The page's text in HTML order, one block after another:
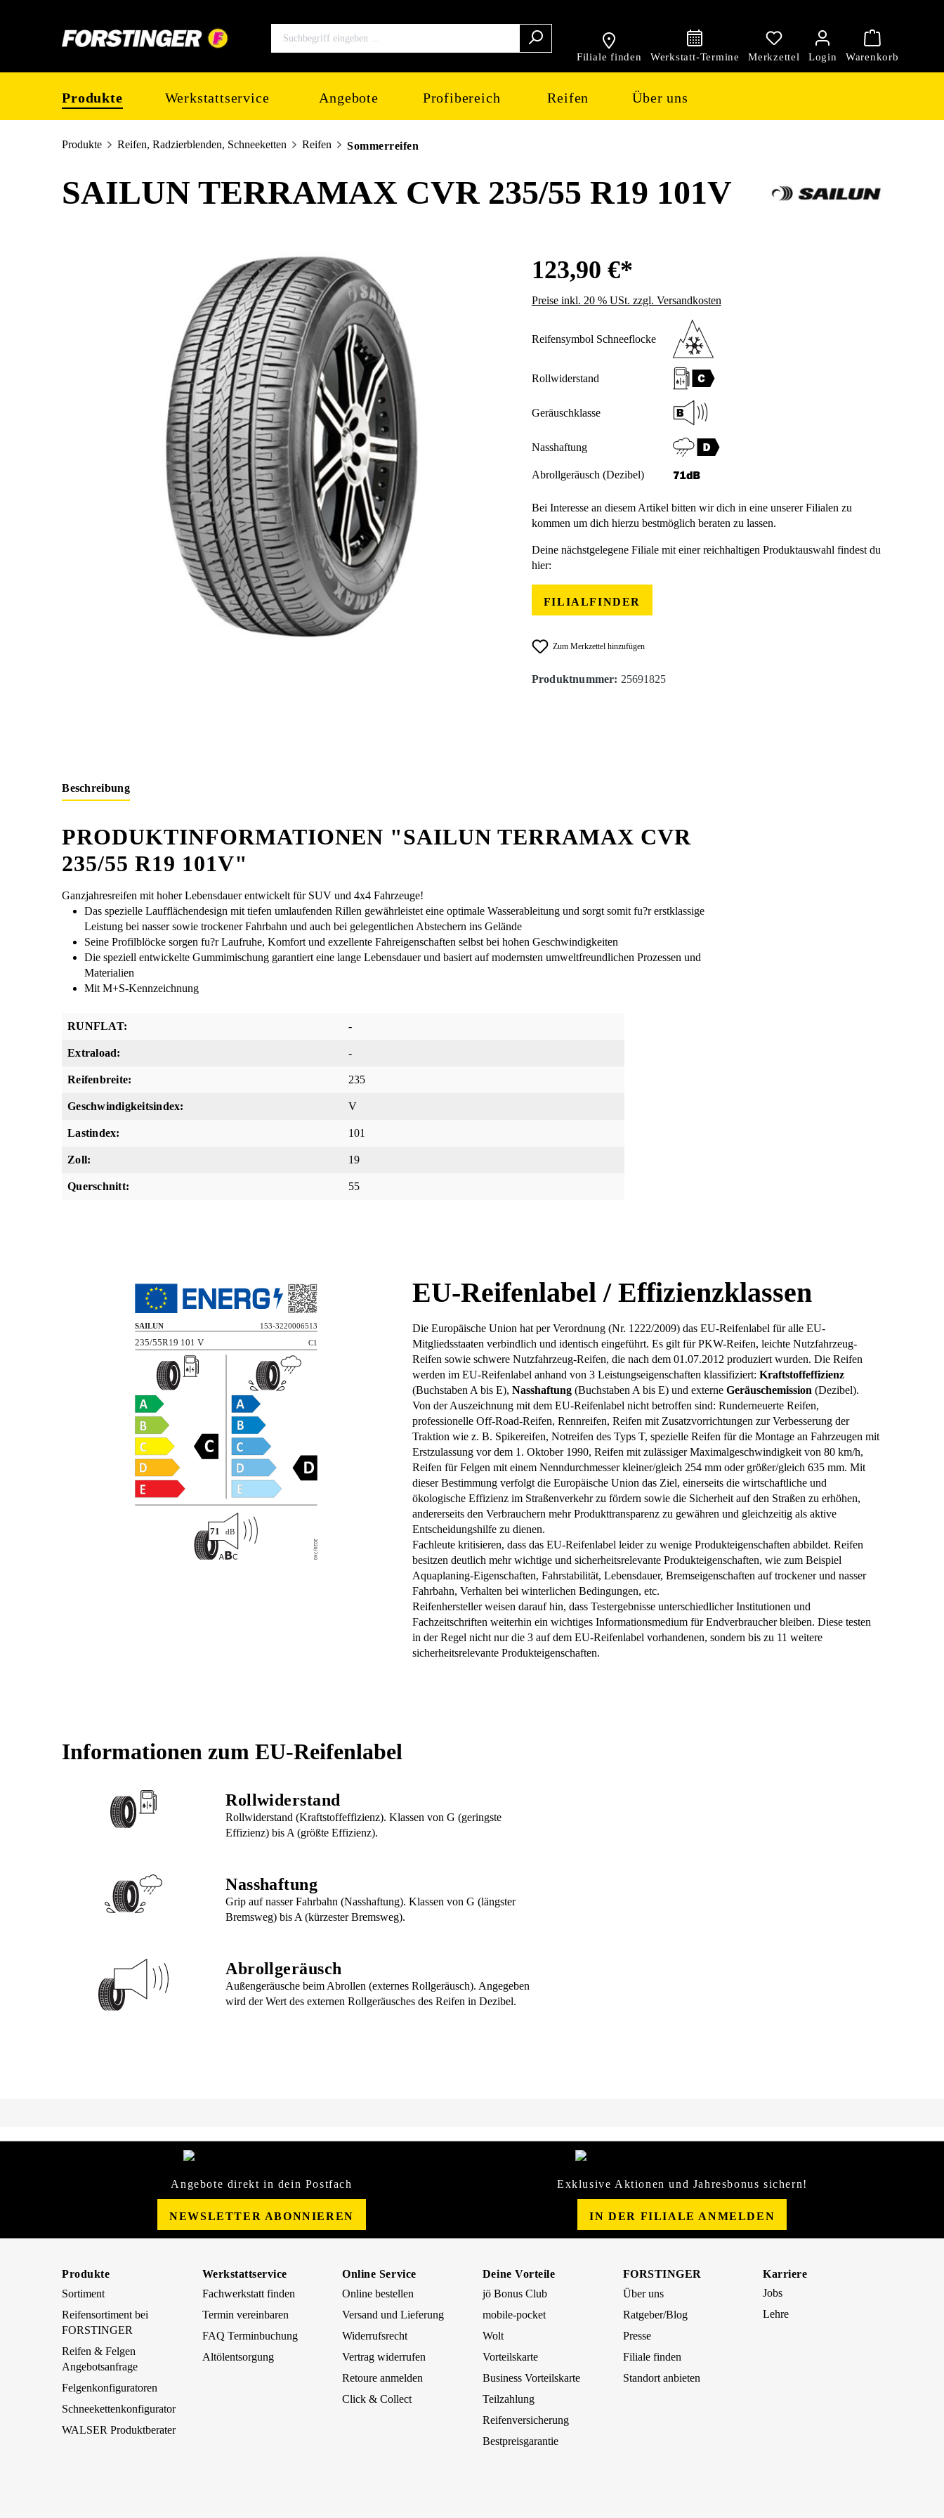
Filiale finden
Produkte Werkstattservice Angebote Profibereich Reifen Über uns
Produkte Reifen, Radzierblenden, Schneeketten Reifen Sommerreifen
SAILUN TERRAMAX CVR 235/55 R19 101V
123,90 €*
Preise inkl. 20 % USt. zzgl. Versandkosten
Reifensymbol Schneeflocke
Rollwiderstand
Geräuschklasse
Nasshaftung
Abrollgeräusch (Dezibel)
Bei Interesse an diesem Artikel bitten wir dich in eine unserer Filialen zu
kommen um dich hierzu bestmöglich beraten zu lassen.
Deine nächstgelegene Filiale mit einer reichhaltigen Produktauswahl findest du
hier:
FILIALFINDER
Zum Merkzettel hinzufügen
Produktnummer: 25691825
Beschreibung
PRODUKTINFORMATIONEN "SAILUN TERRAMAX CVR
235/55 R19 101V"
Ganzjahresreifen mit hoher Lebensdauer entwickelt für SUV und 4x4 Fahrzeuge!
Das spezielle Laufflächendesign mit tiefen umlaufenden Rillen gewährleistet eine optimale Wasserableitung und sorgt somit fu?r erstklassige
Leistung bei nasser sowie trockener Fahrbahn und auch bei gelegentlichen Abstechern ins Gelände
Seine Profilblöcke sorgen fu?r Laufruhe, Komfort und exzellente Fahreigenschaften selbst bei hohen Geschwindigkeiten
Die speziell entwickelte Gummimischung garantiert eine lange Lebensdauer und basiert auf modernsten umweltfreundlichen Prozessen und
Materialien
Mit M+S-Kennzeichnung
RUNFLAT: -
Extraload: -
Reifenbreite: 235
Geschwindigkeitsindex: V
Lastindex: 101
Zoll: 19
Querschnitt: 55
EU-Reifenlabel / Effizienzklassen
Die Europäische Union hat per Verordnung (Nr. 1222/2009) das EU-Reifenlabel für alle EU-
Mitgliedsstaaten verbindlich und identisch eingeführt. Es gilt für PKW-Reifen, leichte Nutzfahrzeug-
Reifen sowie schwere Nutzfahrzeug-Reifen, die nach dem 01.07.2012 produziert wurden. Die Reifen
werden im EU-Reifenlabel anhand von 3 Leistungseigenschaften klassifiziert:Kraftstoffeffizienz
(Buchstaben A bis E),Nasshaftung (Buchstaben A bis E) und externeGeräuschemission (Dezibel).
Von der Auszeichnung mit dem EU-Reifenlabel nicht betroffen sind: Runderneuerte Reifen,
professionelle Off-Road-Reifen, Rennreifen, Reifen mit Zusatzvorrichtungen zur Verbesserung der
Traktion wie z. B. Spikereifen, Notreifen des Typs T, spezielle Reifen für die Montage an Fahrzeugen mit
Erstzulassung vor dem 1. Oktober 1990, Reifen mit zulässiger Maximalgeschwindigkeit von 80 km/h,
Reifen für Felgen mit einem Nenndurchmesser kleiner/gleich 254 mm oder größer/gleich 635 mm. Mit
dieser Bestimmung verfolgt die Europäische Union das Ziel, einerseits die wirtschaftliche und
ökologische Effizienz im Straßenverkehr zu fördern sowie die Sicherheit auf den Straßen zu erhöhen,
andererseits den Verbrauchern mehr Produkttransparenz zu gewähren und gleichzeitig als aktive
Entscheidungshilfe zu dienen.
Fachleute kritisieren, dass das EU-Reifenlabel leider zu wenige Produkteigenschaften abbildet. Reifen
besitzen deutlich mehr wichtige und sicherheitsrelevante Produkteigenschaften, wie zum Beispiel
Aquaplaning-Eigenschaften, Fahrstabilität, Lebensdauer, Bremseigenschaften auf trockener und nasser
Fahrbahn, Verhalten bei winterlichen Bedingungen, etc.
Reifenhersteller weisen darauf hin, dass Testergebnisse unterschiedlicher Institutionen und
Fachzeitschriften weiterhin ein wichtiges Informationsmedium für Endverbraucher bleiben. Diese testen
in der Regel nicht nur die 3 auf dem EU-Reifenlabel vorhandenen, sondern bis zu 11 weitere
sicherheitsrelevante Produkteigenschaften.
Informationen zum EU-Reifenlabel
Rollwiderstand
Rollwiderstand (Kraftstoffeffizienz). Klassen von G (geringste
Effizienz) bis A (größte Effizienz).
Nasshaftung
Grip auf nasser Fahrbahn (Nasshaftung). Klassen von G (längster
Bremsweg) bis A (kürzester Bremsweg).
Abrollgeräusch
Außengeräusche beim Abrollen (externes Rollgeräusch). Angegeben
wird der Wert des externen Rollgeräusches des Reifen in Dezibel.
Angebote direkt in dein Postfach
NEWSLETTER ABONNIEREN
Exklusive Aktionen und Jahresbonus sichern!
IN DER FILIALE ANMELDEN
Produkte
Sortiment
Reifensortiment bei
FORSTINGER
Reifen & Felgen
Angebotsanfrage
Felgenkonfiguratoren
Schneekettenkonfigurator
WALSER Produktberater
Werkstattservice
Fachwerkstatt finden
Termin vereinbaren
FAQ Terminbuchung
Altölentsorgung
Online Service
Online bestellen
Versand und Lieferung
Widerrufsrecht
Vertrag widerrufen
Retoure anmelden
Click & Collect
Deine Vorteile
jö Bonus Club
mobile-pocket
Wolt
Vorteilskarte
Business Vorteilskarte
Teilzahlung
Reifenversicherung
Bestpreisgarantie
FORSTINGER
Über uns
Ratgeber/Blog
Presse
Filiale finden
Standort anbieten
Karriere
Jobs
Lehre